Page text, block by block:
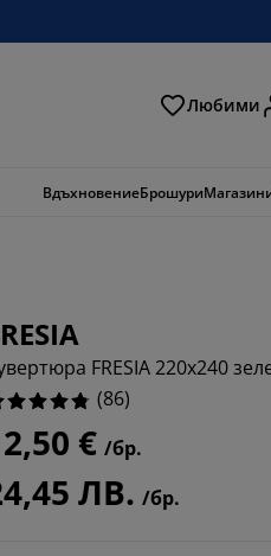
Любими
ВдъхновениеБрошури
FRESIA 220x240
(86)
€ /бр.
ЛВ. /бр.